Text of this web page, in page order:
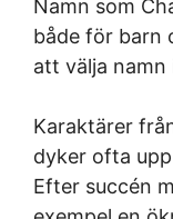
Namn som
både för barn
att välja namn
Karaktärer
dyker ofta
Efter succén